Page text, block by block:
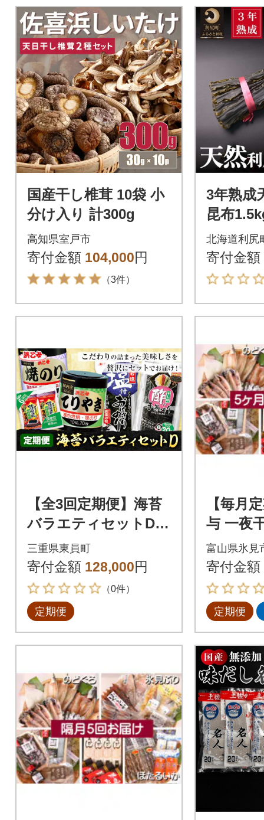
国産干し椎茸 10袋 小
分け入り 計300g
高知県室戸市
寄付金額 104,000円
（3件）
3年熟成
昆布
75]
北海道利尻
寄付金額
【全3回定期便】海苔
バラエティセットD
《お申込み月の翌月か
ら出荷開始》
三重県東員町
寄付金額 128,000円
（0件）
定期便
【毎月
与 一夜
身・山
見ぶり
どぐろ
富山県氷見
寄付金額
定期便